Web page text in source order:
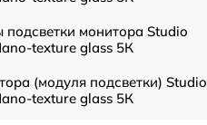
монитора Studio
texture glass 5К
(модуля подсветки) Studio
texture glass 5К